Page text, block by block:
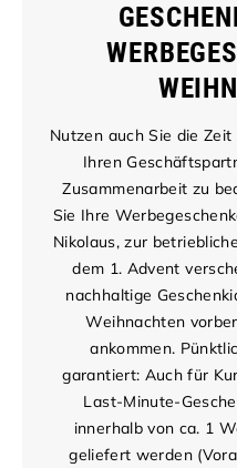
Nutzen auch Sie die
Ihren
Zusammenarbeit zu
Sie Ihre
Nikolaus, zur
dem 1. Advent
nachhaltige
Weihnachten
ankommen.
garantiert: Auch für
Last-Minute-
innerhalb von ca. 1
geliefert werden